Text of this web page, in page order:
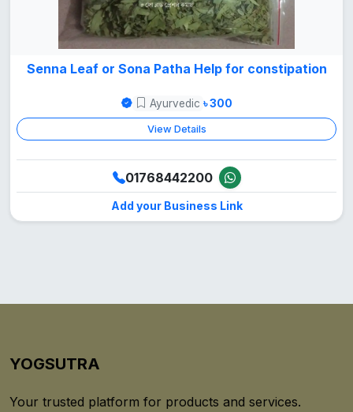
Senna Leaf or Sona Patha Help for constipation
Ayurvedic ৳ 300
View Details
01768442200
Add your Business Link
YOGSUTRA
Your trusted platform for products and services.